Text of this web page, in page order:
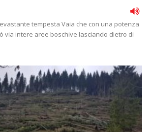
tempesta Vaia che con una potenza
via intere aree boschive lasciando dietro di